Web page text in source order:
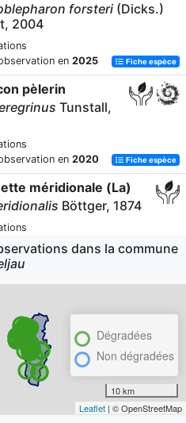
forsteri (Dicks.)
2004
en 2025 Fiche espèce
pèlerin
Tunstall,
en 2020 Fiche espèce
méridionale (La)
Böttger, 1874
en
2019
Cormoran
carbo(Linnaeus,
en
2020 Fiche espèce
d'Eurasie
Linnaeus, 1758
dans la commune
Dégradées
Non dégradées
10 km
Leaflet | © OpenStreetMap